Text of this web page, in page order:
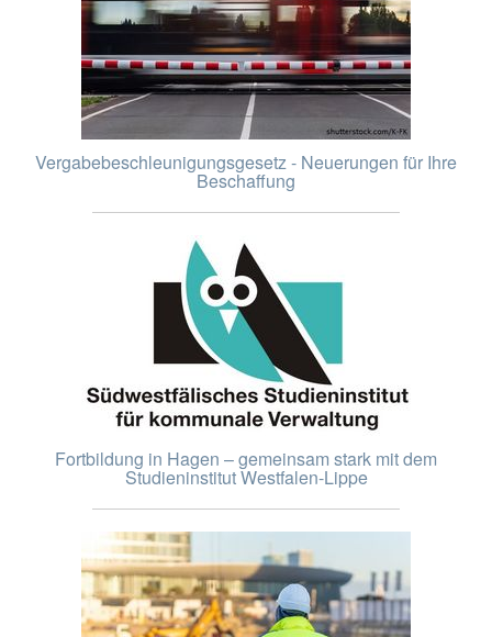
Vergabebeschleunigungsgesetz - Neuerungen für Ihre
Beschaffung
Fortbildung in Hagen – gemeinsam stark mit dem
Studieninstitut Westfalen-Lippe